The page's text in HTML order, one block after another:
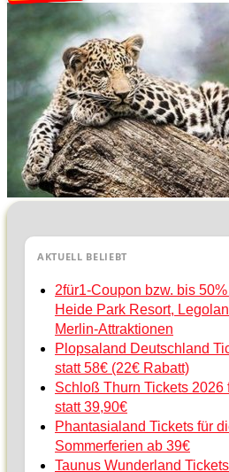
AKTUELL BELIEBT
2für1-Coupon bzw. bis
Heide Park Resort,
Merlin-Attraktionen
Plopsaland Deutschland
statt 58€ (22€ Rabatt)
Schloß Thurn Tickets 2026
statt 39,90€
Phantasialand Tickets für
Sommerferien ab 39€
Taunus Wunderland